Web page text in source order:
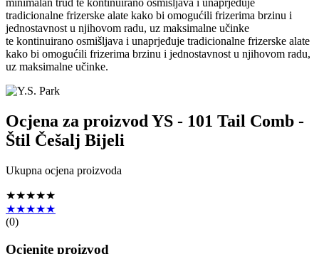
minimalan trud te kontinuirano osmišljava i unaprjeđuje
tradicionalne frizerske alate kako bi omogućili frizerima brzinu i
jednostavnost u njihovom radu, uz maksimalne učinke
te kontinuirano osmišljava i unaprjeđuje tradicionalne frizerske alate
kako bi omogućili frizerima brzinu i jednostavnost u njihovom radu,
uz maksimalne učinke.
Ocjena za proizvod YS - 101 Tail Comb -
Štil Češalj Bijeli
Ukupna ocjena proizvoda
★★★★★
★★★★★
(0)
Ocjenite proizvod